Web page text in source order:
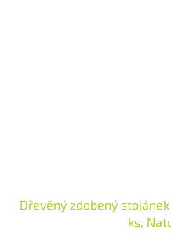
Dřevěný zdobený
ks,